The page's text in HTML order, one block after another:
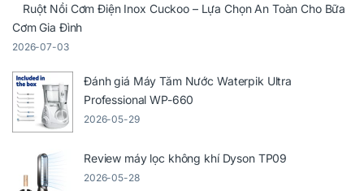
Ruột Nồi Cơm Điện Inox Cuckoo – Lựa Chọn An Toàn Cho Bữa
Cơm Gia Đình
2026-07-03
Đánh giá Máy Tăm Nước Waterpik Ultra
Professional WP-660
2026-05-29
Review máy lọc không khí Dyson TP09
2026-05-28